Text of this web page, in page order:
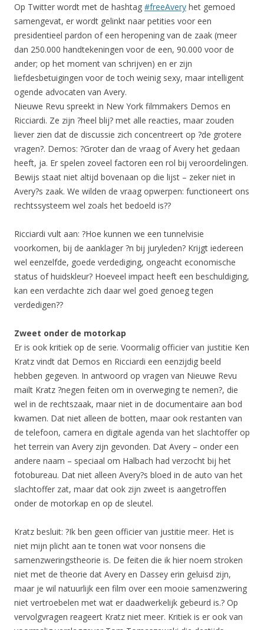
Op Twitter wordt met de hashtag #freeAvery het gemoed
samengevat, er wordt gelinkt naar petities voor een
presidentieel pardon of een heropening van de zaak (meer
dan 250.000 handtekeningen voor de een, 90.000 voor de
ander; op het moment van schrijven) en er zijn
liefdesbetuigingen voor de toch weinig sexy, maar intelligent
ogende advocaten van Avery.
Nieuwe Revu spreekt in New York filmmakers Demos en
Ricciardi. Ze zijn ?heel blij? met alle reacties, maar zouden
liever zien dat de discussie zich concentreert op ?de grotere
vragen?. Demos: ?Groter dan de vraag of Avery het gedaan
heeft, ja. Er spelen zoveel factoren een rol bij veroordelingen.
Bewijs staat niet altijd bovenaan op die lijst – zeker niet in
Avery?s zaak. We wilden de vraag opwerpen: functioneert ons
rechtssysteem wel zoals het bedoeld is??
Ricciardi vult aan: ?Hoe kunnen we een tunnelvisie
voorkomen, bij de aanklager ?n bij juryleden? Krijgt iedereen
wel eenzelfde, goede verdediging, ongeacht economische
status of huidskleur? Hoeveel impact heeft een beschuldiging,
kan een verdachte zich daar wel goed genoeg tegen
verdedigen??
Zweet onder de motorkap
Er is ook kritiek op de serie. Voormalig officier van justitie Ken
Kratz vindt dat Demos en Ricciardi een eenzijdig beeld
hebben gegeven. In antwoord op vragen van Nieuwe Revu
mailt Kratz ?negen feiten om in overweging te nemen?, die
wel in de rechtszaak, maar niet in de documentaire aan bod
kwamen. Dat niet alleen de botten, maar ook restanten van
de telefoon, camera en digitale agenda van het slachtoffer op
het terrein van Avery zijn gevonden. Dat Avery – onder een
andere naam – speciaal om Halbach had verzocht bij het
fotobureau. Dat niet alleen Avery?s bloed in de auto van het
slachtoffer zat, maar dat ook zijn zweet is aangetroffen
onder de motorkap en op de sleutel.
Kratz besluit: ?Ik ben geen officier van justitie meer. Het is
niet mijn plicht aan te tonen wat voor nonsens die
samenzweringstheorie is. De feiten die ik hier noem stroken
niet met de theorie dat Avery en Dassey erin geluisd zijn,
maar je wil natuurlijk een film over een mooie samenzwering
niet vertroebelen met wat er daadwerkelijk gebeurd is.? Op
vervolgvragen reageert Kratz niet meer. Kritiek is er ook van